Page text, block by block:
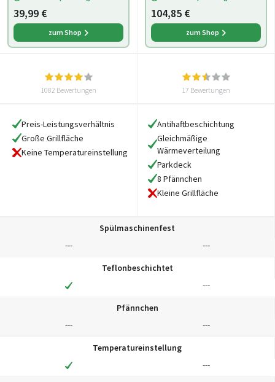
39,99 €
zum Shop
104,85 €
zum Shop
1082 Bewertungen 17 Bewertungen
Preis-Leistungsverhältnis
Große Grillfläche
Keine Temperatureinstellung
Antihaftbeschichtung
Gleichmäßige
Wärmeverteilung
Parkdeck
8 Pfännchen
Kleine Grillfläche
Spülmaschinenfest
---
---
Teflonbeschichtet
---
Pfännchen
---
---
Temperatureinstellung
---